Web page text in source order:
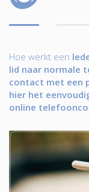
Hoe werkt een
lid naar normale
contact met een
hier het
online